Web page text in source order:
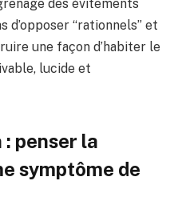
des évitements
d’opposer “rationnels” et
une façon d’habiter le
lucide et
penser la
symptôme de